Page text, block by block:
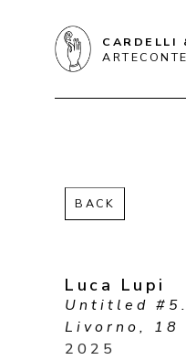
CARDELLI
BACK
Luca Lupi
Untitled
Livorno, 18
2025